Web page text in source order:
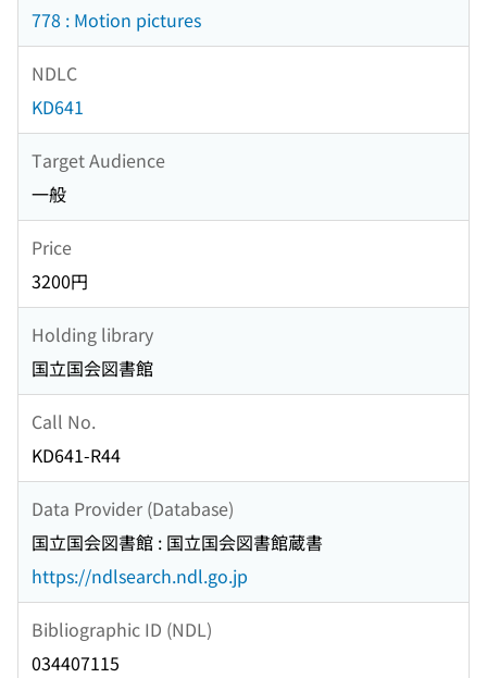
778 : Motion pictures
NDLC
KD641
Target Audience
一般
Price
3200円
Holding library
国立国会図書館
Call No.
KD641-R44
Data Provider (Database)
国立国会図書館 : 国立国会図書館蔵書
https://ndlsearch.ndl.go.jp
Bibliographic ID (NDL)
034407115